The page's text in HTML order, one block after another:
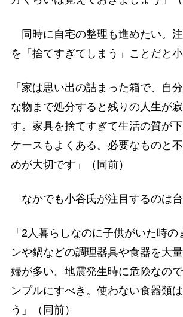
同時に自宅の整理も進めたい。
を「捨てすぎてしまう」ことだと小
「家は思い出の詰まった箱で、自
な物まで処分すると残りの人生が
す。家具を捨てすぎて生活の質が
ケースもよくある。必要なものと
めが大切です」（同前）
なかでも小谷氏が注目するのは台
「2人暮らしなのに子供がいた時
ンや鍋などの調理器具や食器を大
婦が多い。地震発生時に危険なの
ンプルにすべき。使わない食器類
う」（同前）